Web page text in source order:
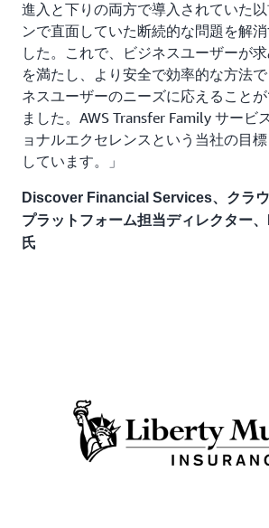
進入と下りの両方で導入されていた
ンで直面していた断続的な問題を解
した。これで、ビジネスユーザーが
を満たし、より安全で効率的な方法
ネスユーザーのニーズに応えること
ました。AWS Transfer Family サービ
ョナルエクセレンスという当社の目
しています。」
Discover Financial Services、クラ
プラットフォーム担当ディレクター
氏